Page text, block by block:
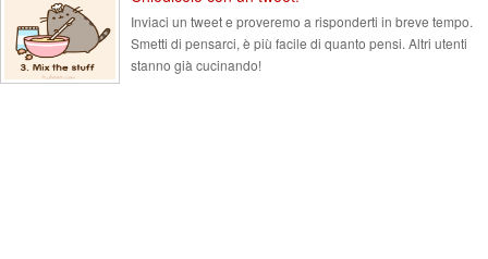
Inviaci un tweet e proveremo a risponderti in breve tempo.
Smetti di pensarci, è più facile di quanto pensi. Altri utenti
stanno già cucinando!